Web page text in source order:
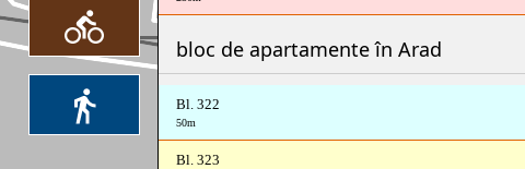
bloc de apartamente în Arad
Bl. 322
50m
Bl. 323